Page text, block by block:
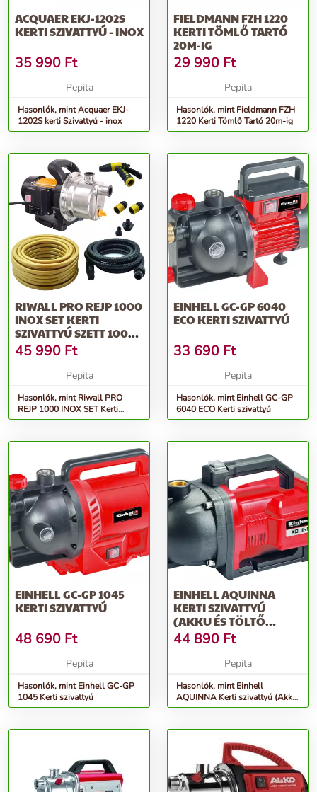
ACQUAER EKJ-1202S
KERTI SZIVATTYÚ - INOX
35 990 Ft
Pepita
Hasonlók, mint Acquaer EKJ-
1202S kerti Szivattyú - inox
FIELDMANN FZH 1220
KERTI TÖMLŐ TARTÓ
20M-IG
29 990 Ft
Pepita
Hasonlók, mint Fieldmann FZH
1220 Kerti Tömlő Tartó 20m-ig
RIWALL PRO REJP 1000
INOX SET KERTI
SZIVATTYÚ SZETT 1000
W
45 990 Ft
Pepita
Hasonlók, mint Riwall PRO
REJP 1000 INOX SET Kerti
szivattyú szett 1000 W
EINHELL GC-GP 6040
ECO KERTI SZIVATTYÚ
33 690 Ft
Pepita
Hasonlók, mint Einhell GC-GP
6040 ECO Kerti szivattyú
EINHELL GC-GP 1045
KERTI SZIVATTYÚ
48 690 Ft
Pepita
Hasonlók, mint Einhell GC-GP
1045 Kerti szivattyú
EINHELL AQUINNA
KERTI SZIVATTYÚ
(AKKU ÉS TÖLTŐ
NÉLKÜL)
44 890 Ft
Pepita
Hasonlók, mint Einhell
AQUINNA Kerti szivattyú (Akku
és töltő nélkül)